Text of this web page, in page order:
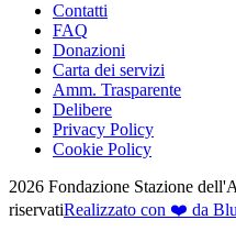
Contatti
FAQ
Donazioni
Carta dei servizi
Amm. Trasparente
Delibere
Privacy Policy
Cookie Policy
2026 Fondazione Stazione
riservatiRealizzato con ❤️ da